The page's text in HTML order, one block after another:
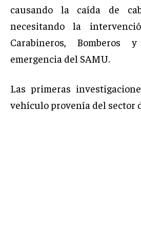
causando la caída de
necesitando la
Carabineros,
emergencia del SAMU.
Las primeras
vehículo provenía del sector